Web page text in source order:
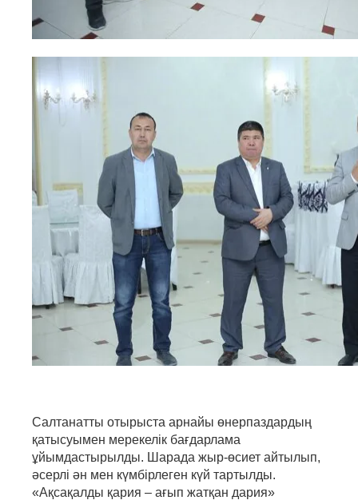
Салтанатты отырыста арнайы өнерпаздардың
қатысуымен мерекелік бағдарлама
ұйымдастырылды. Шарада жыр-өсиет айтылып,
әсерлі ән мен күмбірлеген күй тартылды.
«Ақсақалды қария – ағып жатқан дария»